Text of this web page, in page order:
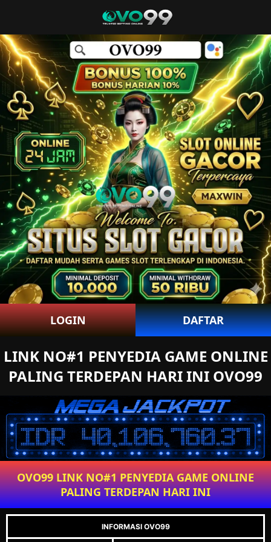
LOGIN DAFTAR
LINK NO#1 PENYEDIA GAME ONLINE
PALING TERDEPAN HARI INI OVO99
OVO99 LINK NO#1 PENYEDIA GAME ONLINE
PALING TERDEPAN HARI INI
INFORMASI OVO99